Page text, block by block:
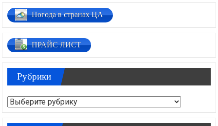
Погода в странах ЦА
ПРАЙС ЛИСТ
Рубрики
Рубрики